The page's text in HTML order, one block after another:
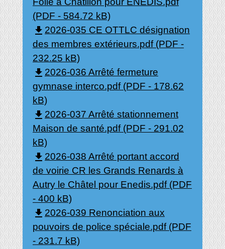
(PDF - 584.72 kB)
file_download 2026-035 CE OTTLC désignation
des membres extérieurs.pdf (PDF -
232.25 kB)
file_download 2026-036 Arrêté fermeture
gymnase interco.pdf (PDF - 178.62
kB)
file_download 2026-037 Arrêté stationnement
Maison de santé.pdf (PDF - 291.02
kB)
file_download 2026-038 Arrêté portant accord
de voirie CR les Grands Renards à
Autry le Châtel pour Enedis.pdf (PDF
- 400 kB)
file_download 2026-039 Renonciation aux
pouvoirs de police spéciale.pdf (PDF
- 231.7 kB)